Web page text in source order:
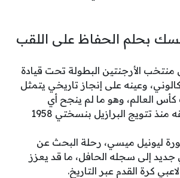
بحلم الحفاظ على اللقب
منتخب الأرجنتين البطولة تحت قيادة
وعينه على إنجاز تاريخي يتمثل
كأس العالم، وهو ما لم ينجح أي
منتخب في تحقيقه منذ تتويج البرازيل بنسختي 1958
ليونيل ميسي، رحلة البحث عن
إلى سجله الحافل، ما قد يعزز
كرة القدم عبر التاريخ.